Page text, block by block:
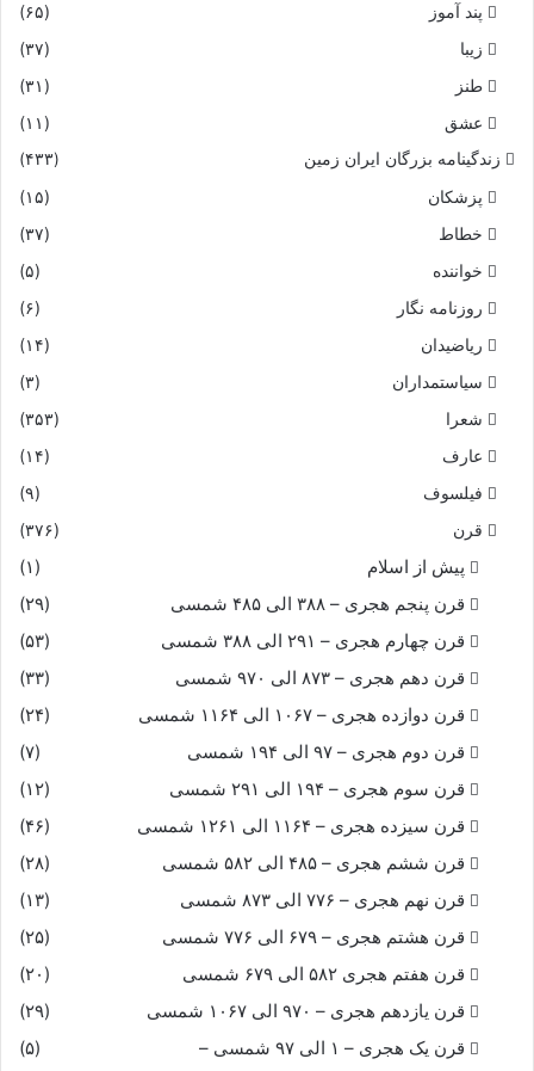
پند آموز
(۶۵)
زیبا
(۳۷)
طنز
(۳۱)
عشق
(۱۱)
زندگینامه بزرگان ایران زمین (۴۳۳)
پزشکان
(۱۵)
خطاط
(۳۷)
خواننده
(۵)
روزنامه نگار
(۶)
ریاضیدان
(۱۴)
سیاستمداران
(۳)
شعرا
(۳۵۳)
عارف
(۱۴)
فیلسوف
(۹)
قرن
(۳۷۶)
پیش از اسلام
(۱)
قرن پنجم هجری – ۳۸۸ الی ۴۸۵ شمسی
(۲۹)
قرن چهارم هجری – ۲۹۱ الی ۳۸۸ شمسی
(۵۳)
قرن دهم هجری – ۸۷۳ الی ۹۷۰ شمسی
(۳۳)
قرن دوازده هجری – ۱۰۶۷ الی ۱۱۶۴ شمسی
(۲۴)
قرن دوم هجری – ۹۷ الی ۱۹۴ شمسی
(۷)
قرن سوم هجری – ۱۹۴ الی ۲۹۱ شمسی
(۱۲)
قرن سیزده هجری – ۱۱۶۴ الی ۱۲۶۱ شمسی
(۴۶)
قرن ششم هجری – ۴۸۵ الی ۵۸۲ شمسی
(۲۸)
قرن نهم هجری – ۷۷۶ الی ۸۷۳ شمسی
(۱۳)
قرن هشتم هجری – ۶۷۹ الی ۷۷۶ شمسی
(۲۵)
قرن هفتم هجری ۵۸۲ الی ۶۷۹ شمسی
(۲۰)
قرن یازدهم هجری – ۹۷۰ الی ۱۰۶۷ شمسی
(۲۹)
قرن یک هجری – ۱ الی ۹۷ شمسی –
(۵)